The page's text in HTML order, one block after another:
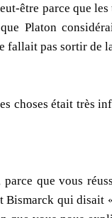
être parce que
Platon
fallait pas sortir de
choses était très
que vous
Bismarck qui disait